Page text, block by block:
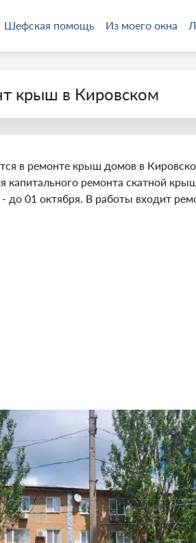
Шефская помощь Из моего окна
крыш в Кировском
в ремонте крыш домов в
капитального ремонта скатной
01 октября. В работы входит